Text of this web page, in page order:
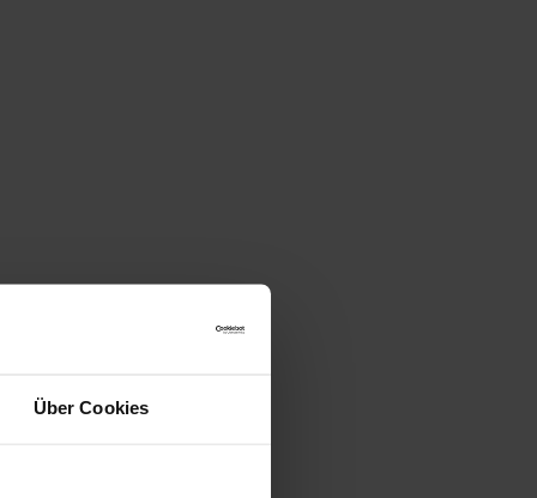
Über Cookies